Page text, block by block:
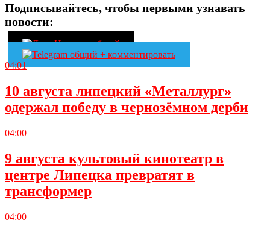
Подписывайтесь, чтобы первыми узнавать
новости:
04:01
10 августа липецкий «Металлург»
одержал победу в чернозёмном дерби
04:00
9 августа культовый кинотеатр в
центре Липецка превратят в
трансформер
04:00